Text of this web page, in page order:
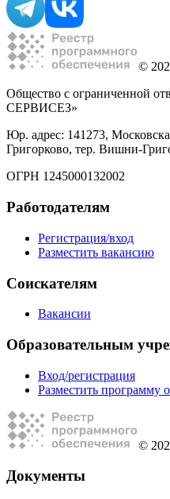
©
Общество с ограниченной
СЕРВИСЕЗ»
Юр. адрес: 141273,
Григорково, тер. Вишни-
ОГРН 1245000132002
Работодателям
Регистрация/вход
Разместить вакансию
Соискателям
Вакансии
Образовательным
Вход/регистрация
Разместить программу
©
Документы